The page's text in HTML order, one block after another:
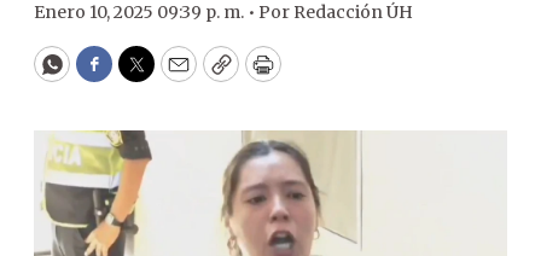
Enero 10, 2025 09:39 p. m. • Por Redacción ÚH
WhatsApp
Facebook
Twitter
EmailCopyPrint